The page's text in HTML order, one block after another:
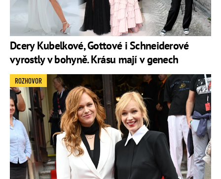
Dcery Kubelkové, Gottové i Schneiderové
vyrostly v bohyně. Krásu mají v genech
ROZHOVOR